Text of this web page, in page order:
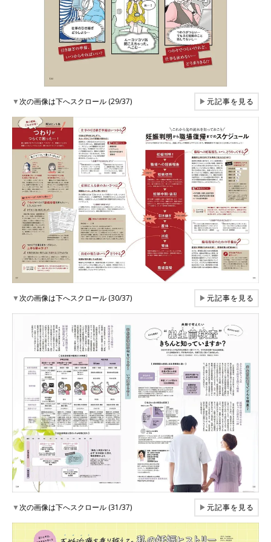
▼次の画像は下へスクロール (29/37) ▶元記事を見る
▼次の画像は下へスクロール (30/37) ▶元記事を見る
▼次の画像は下へスクロール (31/37) ▶元記事を見る